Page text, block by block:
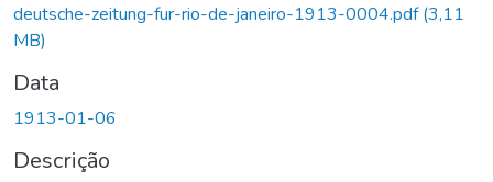
deutsche-zeitung-fur-rio-de-janeiro-1913-0004.pdf(3,11
MB)
Data
1913-01-06
Descrição